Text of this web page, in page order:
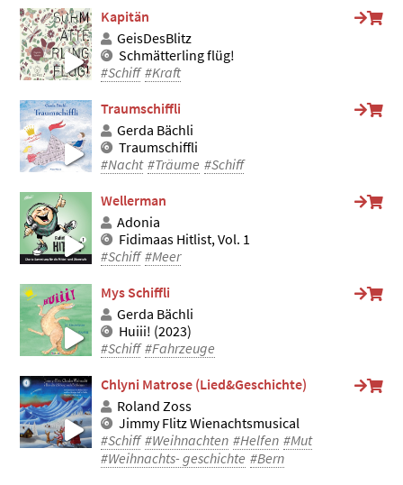
Kapitän
GeisDesBlitz
Schmätterling flüg!
#Schiff #Kraft
Traumschiffli
Gerda Bächli
Traumschiffli
#Nacht #Träume #Schiff
Wellerman
Adonia
Fidimaas Hitlist, Vol. 1
#Schiff #Meer
Mys Schiffli
Gerda Bächli
Huiii! (2023)
#Schiff #Fahrzeuge
Chlyni Matrose (Lied&Geschichte)
Roland Zoss
Jimmy Flitz Wienachtsmusical
#Schiff #Weihnachten #Helfen #Mut
#Weihnachts- geschichte #Bern